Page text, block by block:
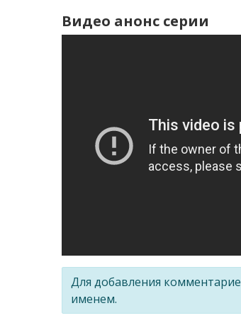
Видео анонс серии
Для добавления
именем.